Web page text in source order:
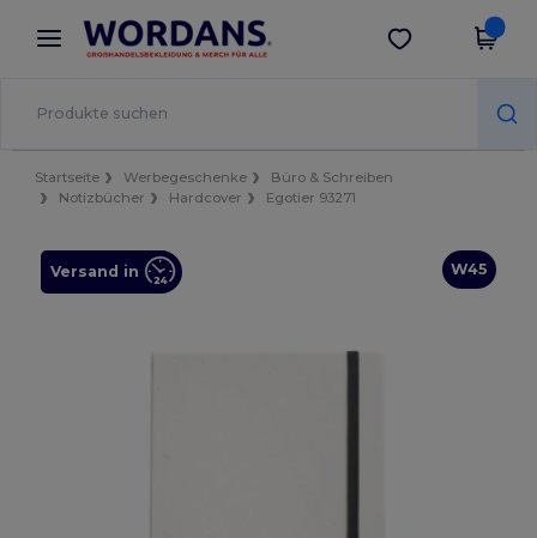
× Wordans App
Bessere Preise in der App!
App holen
Startseite Werbegeschenke
Büro & Schreiben
Notizbücher
Hardcover Egotier 93271
W45
Versand in